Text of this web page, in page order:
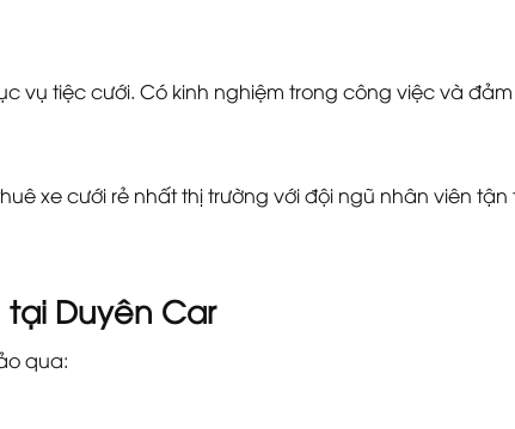
vụ tiệc cưới. Có kinh nghiệm trong công việc và
xe cưới rẻ nhất thị trường với đội ngũ nhân viên
Duyên Car
qua: